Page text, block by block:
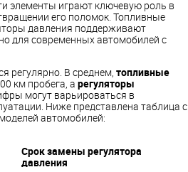
элементы играют ключевую роль в
его поломок. Топливные
давления поддерживают
для современных автомобилей с
регулярно. В среднем, топливные
км пробега, а регуляторы
могут варьироваться в
Ниже представлена таблица с
автомобилей:
Срок замены регулятора
давления